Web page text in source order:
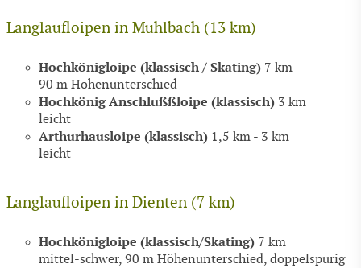
Langlaufloipen in Mühlbach (13 km)
Hochkönigloipe (klassisch / Skating) 7 km
90 m Höhenunterschied
Hochkönig Anschlußßloipe (klassisch) 3 km
leicht
Arthurhausloipe (klassisch) 1,5 km - 3 km
leicht
Langlaufloipen in Dienten (7 km)
Hochkönigloipe (klassisch/Skating) 7 km
mittel-schwer, 90 m Höhenunterschied, doppelspurig